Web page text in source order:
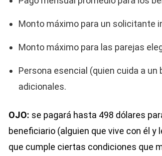
Monto máximo para un solicitante
Monto máximo para las parejas
Persona esencial (quien cuida a un
adicionales.
OJO: se pagará hasta 498 dólares
beneficiario (alguien que vive con él
que cumple ciertas condiciones que